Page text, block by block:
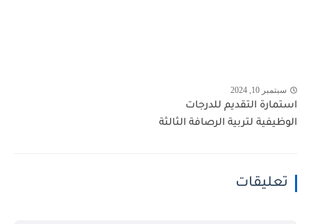
سبتمبر 10, 2024
استمارة التقديم للدرجات
الوظيفية لتربية الرصافة الثالثة
تعليقات